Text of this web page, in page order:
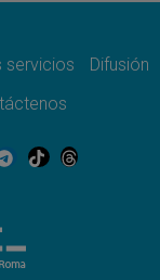
por la Paz"
quieren
una buena
servicios
Difusión